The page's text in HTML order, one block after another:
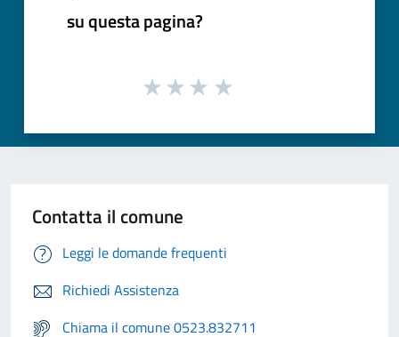
su questa pagina?
Contatta il comune
Leggi le domande frequenti
Richiedi Assistenza
Chiama il comune 0523.832711